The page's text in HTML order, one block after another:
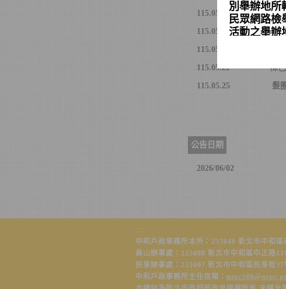
115.05.11藍色圓
115.05.12方形木
115.05.13
115.05.22棕色髮
115.05.25 髮
公告日期
2026/06/02
:::
中和戶政事務所本所：235048 新北市中和
員山辦事處：235008 新北市中和區中正路
民享辦事處：235007 新北市中和區民享街
中和戶政事務所主任信箱：
別舉辦地所
民眾網路檢
活動之舉辦
★連假後上
等候時間，
★依行政院
11日）、臺
月26日)、
務時間至戶
建議可於結
指定結婚登